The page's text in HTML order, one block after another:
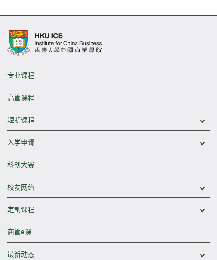
专业课程
高管课程
短期课程
入学申请
科创大赛
校友网络
定制课程
商管e课
最新动态